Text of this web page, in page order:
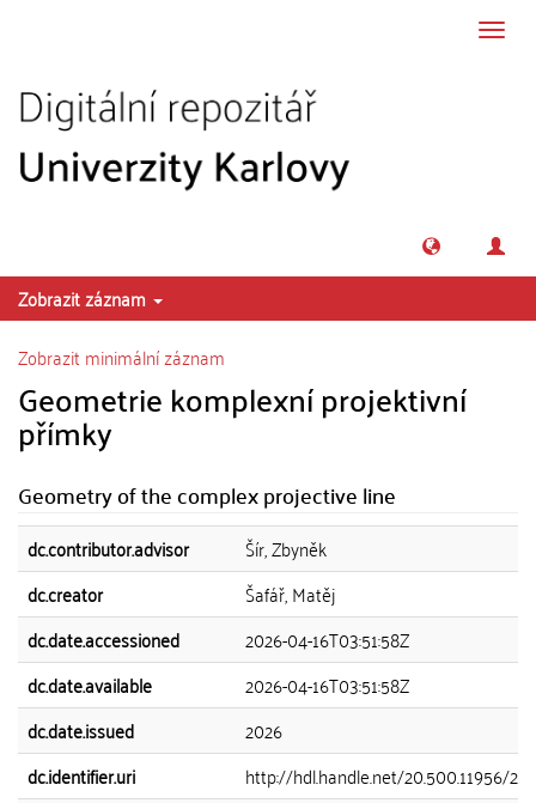
Zobrazit záznam
Zobrazit minimální záznam
Geometrie komplexní projektivní
přímky
Geometry of the complex projective line
dc.contributor.advisor
Šír, Zbyněk
dc.creator
Šafář, Matěj
dc.date.accessioned
2026-04-16T03:51:58Z
dc.date.available
2026-04-16T03:51:58Z
dc.date.issued
2026
dc.identifier.uri
http://hdl.handle.net/20.500.11956/